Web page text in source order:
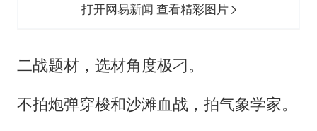
打开网易新闻 查看精彩图片
二战题材，选材角度极刁。
不拍炮弹穿梭和沙滩血战，拍气象学家。